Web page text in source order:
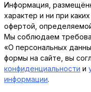
Информация,
характер и ни при
офертой,
Мы соблюдаем
«О персональных
формы на сайте, вы
конфиденциальности и
информации.